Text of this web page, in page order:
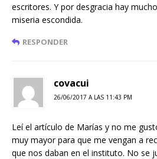
escritores. Y por desgracia hay
miseria escondida.
RESPONDER
covacui
26/06/2017 A LAS 11:43 PM
Leí el artículo de Marías y no me
muy mayor para que me vengan a
que nos daban en el instituto. No se